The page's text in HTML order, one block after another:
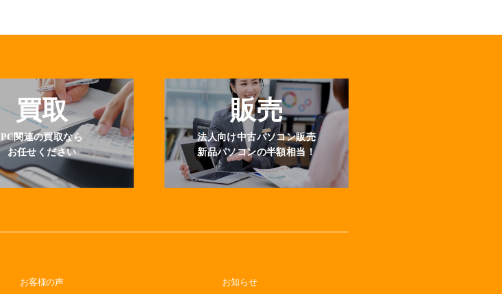
買取
PC関連の買取なら
お任せください
販売
法人向け中古パソコン販売
新品パソコンの半額相当！
お客様の声 お知らせ